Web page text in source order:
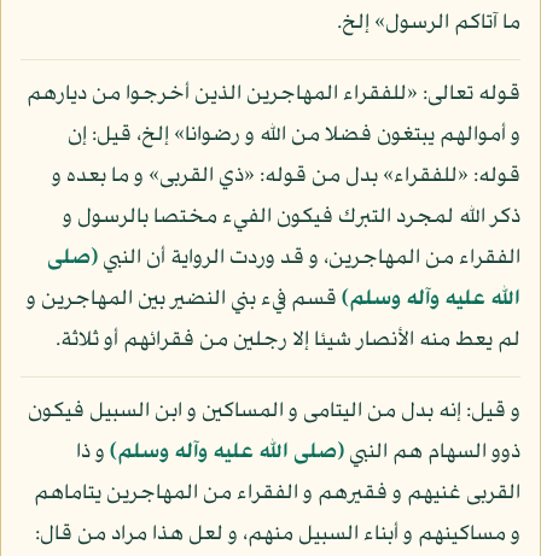
ما آتاكم الرسول» إلخ.
قوله تعالى: «للفقراء المهاجرين الذين أخرجوا من ديارهم
و أموالهم يبتغون فضلا من الله و رضوانا» إلخ، قيل: إن
قوله: «للفقراء» بدل من قوله: «ذي القربى» و ما بعده و
ذكر الله لمجرد التبرك فيكون الفيء مختصا بالرسول و
الفقراء من المهاجرين، و قد وردت الرواية أن النبي(صلى
الله عليه وآله وسلم)قسم فيء بني النضير بين المهاجرين و
لم يعط منه الأنصار شيئا إلا رجلين من فقرائهم أو ثلاثة.
و قيل: إنه بدل من اليتامى و المساكين و ابن السبيل فيكون
ذوو السهام هم النبي(صلى الله عليه وآله وسلم)و ذا
القربى غنيهم و فقيرهم و الفقراء من المهاجرين يتاماهم
و مساكينهم و أبناء السبيل منهم، و لعل هذا مراد من قال: